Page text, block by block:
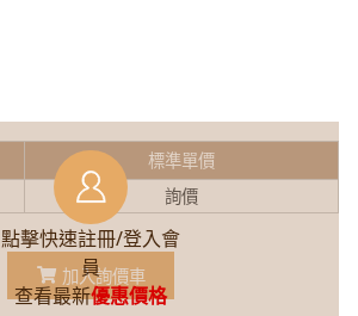
點擊快速註冊/登入會
員
查看最新優惠價格
標準單價
詢價
加入詢價車